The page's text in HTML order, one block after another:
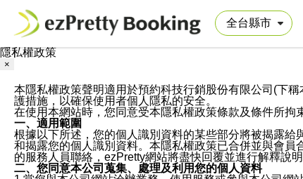
隱私權政策
×
本隱私權政策聲明適用於預約科技行銷股份有限公司(下
護措施，以確保使用者個人隱私的安全。
在使用本網站時，您同意受本隱私權政策條款及條件所拘
一、適用範圍
根據以下所述，您的個人識別資料的某些部分將被揭露
和揭露您的個人識別資料。本隱私權政策已合併並與會
的服務人員聯絡，ezPretty網站將盡快回覆並進行解釋說明
二、您同意本公司蒐集、處理及利用您的個人資料